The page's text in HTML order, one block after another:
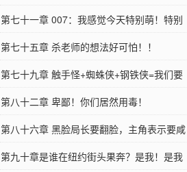
~~~~
第七十一章 007：我感觉今天特别萌！特别
萌萌哒！
第七十五章 杀老师的想法好可怕！！
第七十九章 触手怪+蜘蛛侠+钢铁侠=我们要
去搞事情！
第八十二章 卑鄙！你们居然用毒！
第八十六章 黑脸局长要翻脸，主角表示要咸
鱼~~~
第九十章是谁在纽约街头果奔？是我！是我